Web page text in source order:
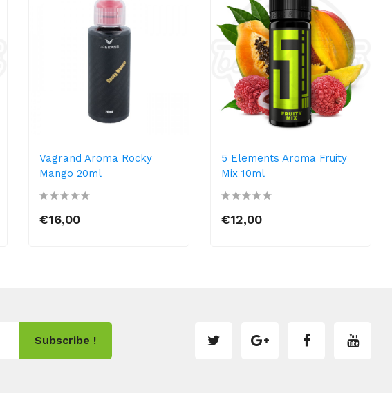
Vagrand Aroma Rocky
Mango 20ml
€16,00
5 Elements Aroma Fruity
Mix 10ml
€12,00
Subscribe !